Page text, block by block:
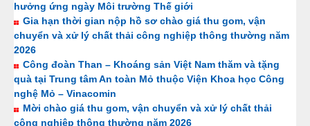
hưởng ứng ngày Môi trường Thế giới
Gia hạn thời gian nộp hồ sơ chào giá thu gom, vận
chuyển và xử lý chất thải công nghiệp thông thường năm
2026
Công đoàn Than – Khoáng sản Việt Nam thăm và tặng
quà tại Trung tâm An toàn Mỏ thuộc Viện Khoa học Công
nghệ Mỏ – Vinacomin
Mời chào giá thu gom, vận chuyển và xử lý chất thải
công nghiệp thông thường năm 2026